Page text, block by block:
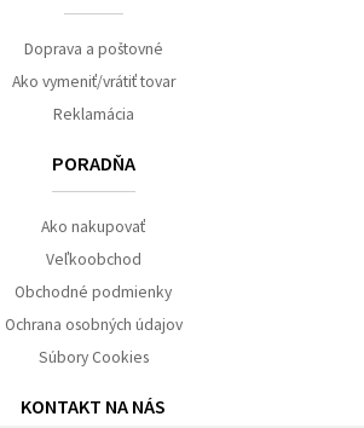
Doprava a poštovné
Ako vymeniť/vrátiť tovar
Reklamácia
PORADŇA
Ako nakupovať
Veľkoobchod
Obchodné podmienky
Ochrana osobných údajov
Súbory Cookies
KONTAKT NA NÁS